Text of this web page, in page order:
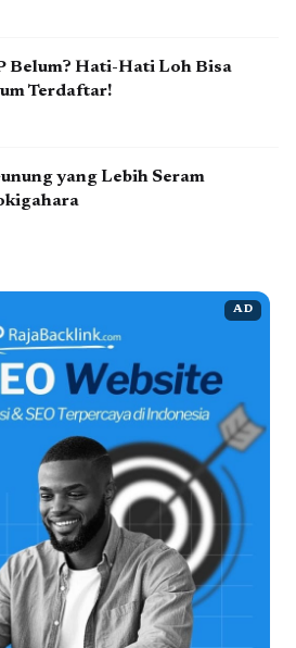
Belum? Hati-Hati Loh Bisa
Terdaftar!
yang Lebih Seram
AD